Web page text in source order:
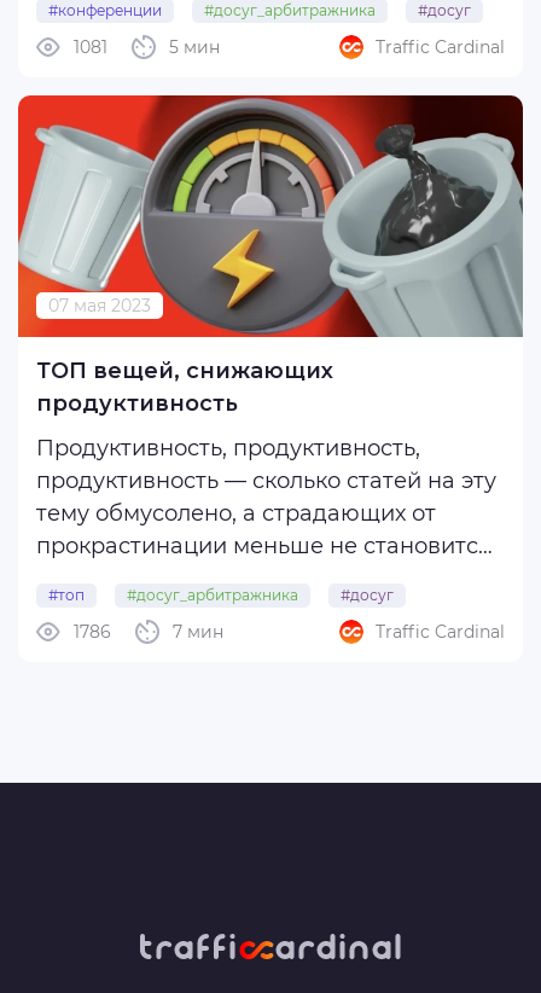
мероприятий есть и обратная сторона
медали — истощение. В особенности
если конфа проходит не в вашем городе
или вообще за ...
#конференции #досуг_арбитражника #досуг
#продуктивность5 мин
1081 Traffic Cardinal
07 мая 2023
ТОП вещей, снижающих
продуктивность
Продуктивность, продуктивность,
продуктивность — сколько статей на эту
тему обмусолено, а страдающих от
прокрастинации меньше не становится.
но влияющих на менталочку вещах,
наличие которые может существенно
#топ #досуг_арбитражника #досуг
#продуктивность #прокрастинация
7 мин
1786 Traffic Cardinal